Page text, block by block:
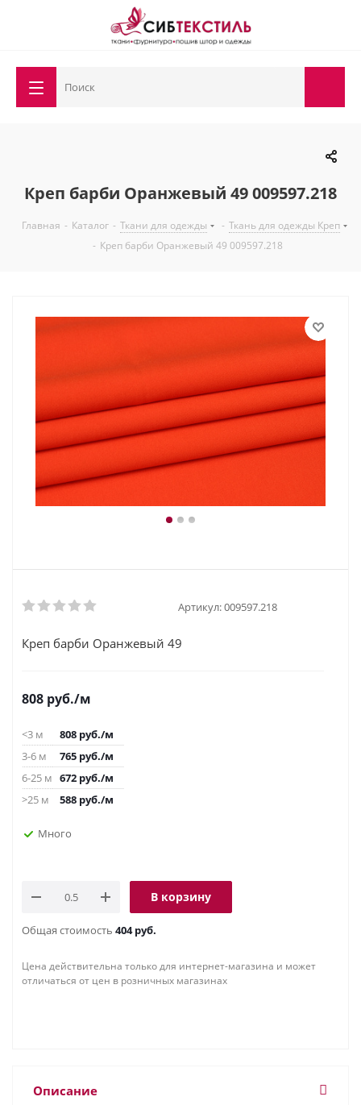
Креп барби Оранжевый 49 009597.218
Главная - Каталог - Ткани для одежды - Ткань для одежды Креп
- Креп барби Оранжевый 49 009597.218
Артикул:009597.218
Креп барби Оранжевый 49
808 руб./м
<3 м 808 руб./м
3-6 м
765 руб./м
6-25 м 672 руб./м
>25 м
588 руб./м
Много
В корзину
Общая стоимость 404 руб.
Цена действительна только для интернет-магазина и может
отличаться от цен в розничных магазинах
Описание